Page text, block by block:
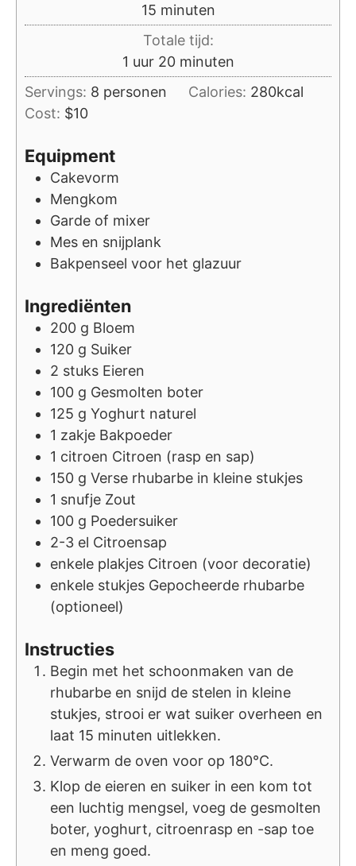
15minuten
minuten
Totale tijd:
1 uur
uur 20minuten
minuten
Servings: 8 personen Calories: 280kcal
Cost: $10
Equipment
Cakevorm
Mengkom
Garde of mixer
Mes en snijplank
Bakpenseel voor het glazuur
Ingrediënten
200 g Bloem
120 g Suiker
2 stuks Eieren
100 g Gesmolten boter
125 g Yoghurt naturel
1 zakje Bakpoeder
1 citroen Citroen (rasp en sap)
150 g Verse rhubarbe in kleine stukjes
1 snufje Zout
100 g Poedersuiker
2-3 el Citroensap
enkele plakjes Citroen (voor decoratie)
enkele stukjes Gepocheerde rhubarbe
(optioneel)
Instructies
Begin met het schoonmaken van de
rhubarbe en snijd de stelen in kleine
stukjes, strooi er wat suiker overheen en
laat 15 minuten uitlekken.
Verwarm de oven voor op 180°C.
Klop de eieren en suiker in een kom tot
een luchtig mengsel, voeg de gesmolten
boter, yoghurt, citroenrasp en -sap toe
en meng goed.